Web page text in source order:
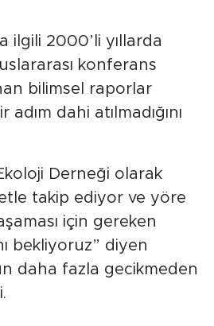
ilgili 2000’li yıllarda
konferans
bilimsel raporlar
dahi atılmadığını
Derneği olarak
takip ediyor ve yöre
için gereken
bekliyoruz” diyen
daha fazla gecikmeden